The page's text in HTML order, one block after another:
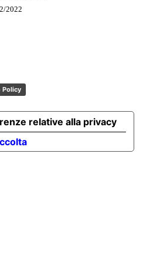
2022
Policy
relative alla privacy